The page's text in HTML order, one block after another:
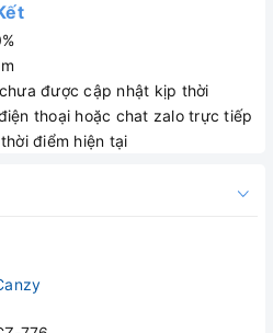
được cập nhật kịp thời
thoại hoặc chat zalo trực tiếp
điểm hiện tại